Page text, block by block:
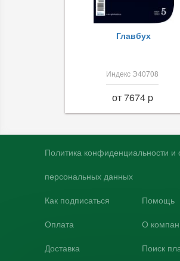
Главбух
Индекс Э40708
от 7674 p
Политика конфиденциальности и
персональных данных
Как подписаться
Оплата
Доставка
Помощь
О
Поиск